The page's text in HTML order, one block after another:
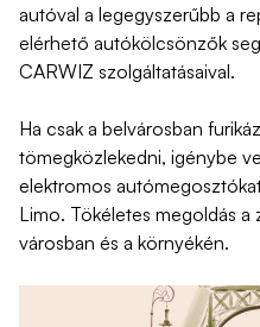
autóval a legegyszerűbb a
elérhető autókölcsönzők
CARWIZ szolgáltatásaival.
Ha csak a belvárosban
tömegközlekedni, igénybe
elektromos autómegosztók
Limo. Tökéletes megoldás a
városban és a környékén.